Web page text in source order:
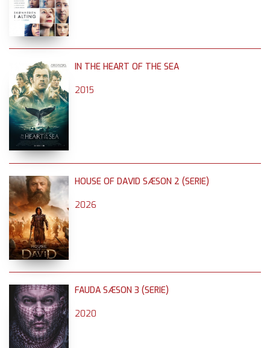
IN THE HEART OF THE SEA
2015
HOUSE OF DAVID SÆSON 2 (SERIE)
2026
FAUDA SÆSON 3 (SERIE)
2020